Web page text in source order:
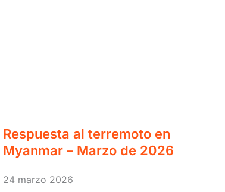
Respuesta al terremoto en
Myanmar – Marzo de 2026
24 marzo 2026